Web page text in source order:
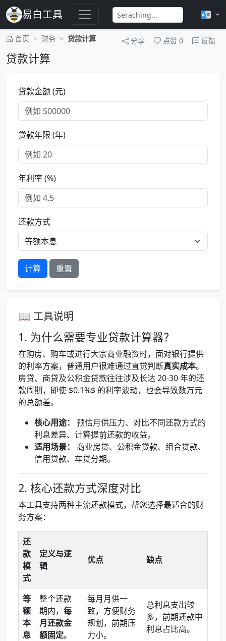
易白工具
首页 财务 贷款计算 分享 点赞 0 反馈
贷款计算
贷款金额 (元)
贷款年限 (年)
年利率 (%)
还款方式
计算 重置
📖 工具说明
1. 为什么需要专业贷款计算器？
在购房、购车或进行大宗商业融资时，面对银行提供
的利率方案，普通用户很难通过直觉判断真实成本。
房贷、商贷及公积金贷款往往涉及长达 20-30 年的还
款周期，即使 $0.1%$ 的利率波动，也会导致数万元
的总额差。
核心用途：
预估月供压力、对比不同还款方式的
利息差异、计算提前还款的收益。
适用场景：
商业房贷、公积金贷款、组合贷款、
信用贷款、车贷分期。
2. 核心还款方式深度对比
本工具支持两种主流还款模式，帮您选择最适合的财
务方案：
还
款
模
式
定义与逻
辑
优点 缺点
等
额
本
息
整个还款
期内， 每
月还款金
额固定。
每月月供一
致，方便财务
规划，前期压
力小。
总利息支出较
多，前期还款中
利息占比高。